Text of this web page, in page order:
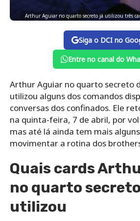
Arthur Aguiar no quarto secreto já utilizou três
Siga o DCI no
Entre no canal do
Arthur Aguiar no quarto secreto
utilizou alguns dos comandos
conversas dos confinados. Ele
na quinta-feira, 7 de abril, por
mas até lá ainda tem mais
movimentar a rotina dos
Quais cards
no quarto
utilizou